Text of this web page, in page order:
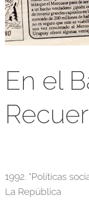
En el
1992. "Políticas
La República